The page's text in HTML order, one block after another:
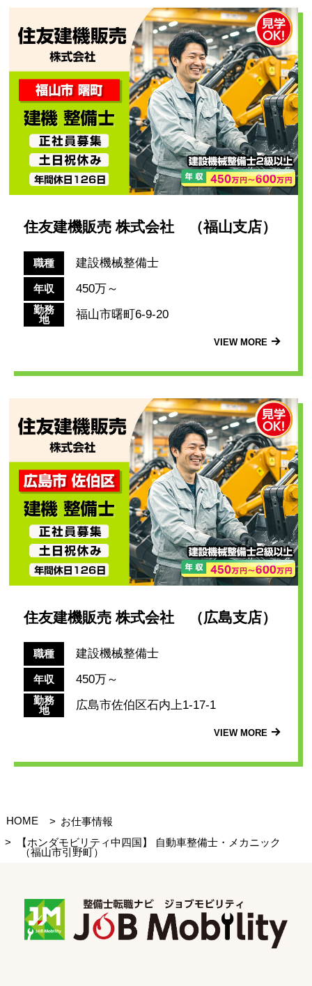
住友建機販売 株式会社 （福山支店）
職種 建設機械整備士
年収 450万～
勤務
地
福山市曙町6-9-20
VIEW MORE
住友建機販売 株式会社 （広島支店）
職種 建設機械整備士
年収 450万～
勤務
地
広島市佐伯区石内上1-17-1
VIEW MORE
HOME
お仕事情報
【ホンダモビリティ中四国】 自動車整備士・メカニック
（福山市引野町）